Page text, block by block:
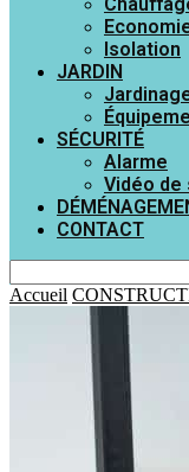
Isolation
JARDIN
SÉCURITÉ
Alarme
Vidéo de
CONTACT
Accueil